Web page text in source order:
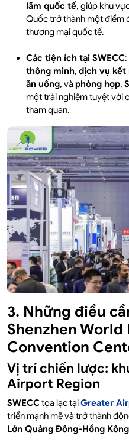
lãm quốc tế, giúp khu
Quốc trở thành một điểm
thương mại quốc tế.
Các tiện ích tại SWECC
thông minh, dịch vụ kết
ăn uống, vàphòng họp,
một trải nghiệm tuyệt vời
tham quan.
3. Những điều
Shenzhen World
Convention
Vị trí chiến lược:
Airport Region
SWECCtọa lạc tạiGreater
triển mạnh mẽ và trở thành
Lớn Quảng Đông-Hồng